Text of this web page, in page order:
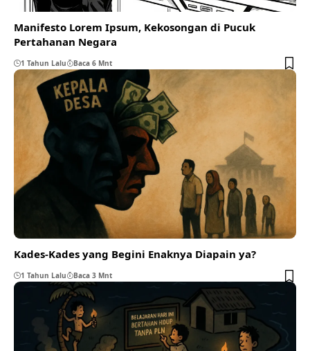
Manifesto Lorem Ipsum, Kekosongan di Pucuk
Pertahanan Negara
1 Tahun Lalu Baca 6 Mnt
Kades-Kades yang Begini Enaknya Diapain ya?
1 Tahun Lalu Baca 3 Mnt